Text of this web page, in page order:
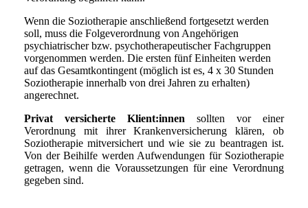
Wenn die Soziotherapie anschließend fortgesetzt werden
soll, muss die Folgeverordnung von Angehörigen
psychiatrischer bzw. psychotherapeutischer Fachgruppen
vorgenommen werden. Die ersten fünf Einheiten werden
auf das Gesamtkontingent (möglich ist es, 4 x 30 Stunden
Soziotherapie innerhalb von drei Jahren zu erhalten)
angerechnet.
Privat versicherte Klient:innen sollten vor einer
Verordnung mit ihrer Krankenversicherung klären, ob
Soziotherapie mitversichert und wie sie zu beantragen ist.
Von der Beihilfe werden Aufwendungen für Soziotherapie
getragen, wenn die Voraussetzungen für eine Verordnung
gegeben sind.